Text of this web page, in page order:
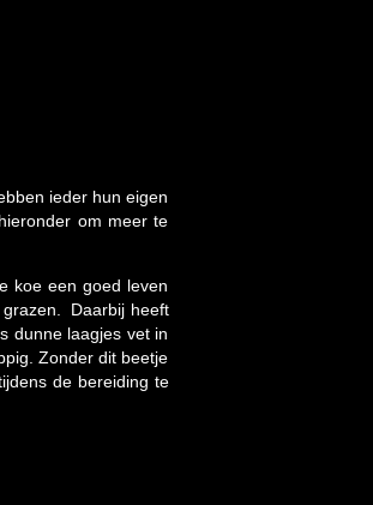
ieder hun eigen
om meer te
koe een goed leven
grazen. Daarbij heeft
dunne laagjes vet in
Zonder dit beetje
de bereiding te